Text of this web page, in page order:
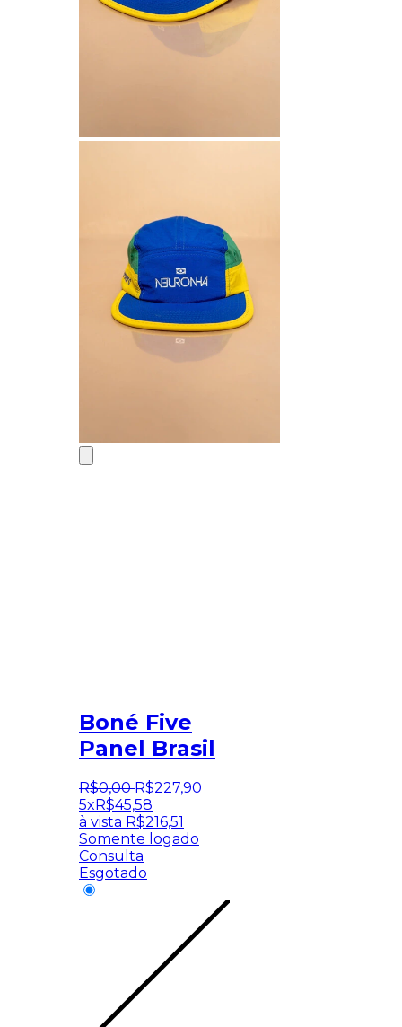
Boné Five
Panel Brasil
R$0,00 R$227,90
5xR$45,58
à vista R$216,51
Somente logado
Consulta
Esgotado